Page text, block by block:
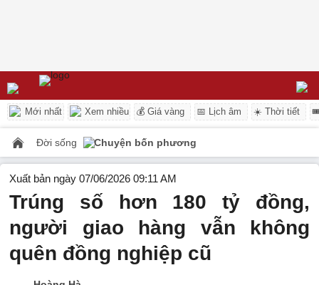
Mới nhất Xem nhiều 💰 Giá vàng 📅 Lịch âm ☀️ Thời tiết
Đời sống Chuyện bốn phương
Xuất bản ngày 07/06/2026 09:11 AM
Trúng số hơn 180 tỷ đồng,
người giao hàng vẫn không
quên đồng nghiệp cũ